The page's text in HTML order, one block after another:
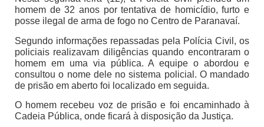
homem de 32 anos por tentativa de homicídio, furto e
posse ilegal de arma de fogo no Centro de Paranavaí.
Segundo informações repassadas pela Polícia Civil, os
policiais realizavam diligências quando encontraram o
homem em uma via pública. A equipe o abordou e
consultou o nome dele no sistema policial. O mandado
de prisão em aberto foi localizado em seguida.
O homem recebeu voz de prisão e foi encaminhado à
Cadeia Pública, onde ficará à disposição da Justiça.